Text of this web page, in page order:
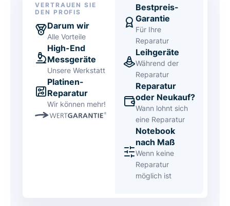
VERTRAUEN SIE
DEN PROFIS
Darum wir
Alle Vorteile
High-End
Messgeräte
Unsere Werkstatt
Platinen-
Reparatur
Wir können mehr!
Bestpreis-
Garantie
Für Ihre
Reparatur
Leihgeräte
Während der
Reparatur
Reparatur
oder Neukauf?
Wann lohnt sich
eine Reparatur
Notebook
nach Maß
Wenn keine
Reparatur
möglich ist